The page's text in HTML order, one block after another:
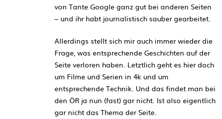
von Tante Google ganz gut bei anderen Seiten
– und ihr habt journalistisch sauber gearbeitet.
Allerdings stellt sich mir auch immer wieder die
Frage, was entsprechende Geschichten auf der
Seite verloren haben. Letztlich geht es hier doch
um Filme und Serien in 4k und um
entsprechende Technik. Und das findet man bei
den ÖR ja nun (fast) gar nicht. Ist also eigentlich
gar nicht das Thema der Seite.